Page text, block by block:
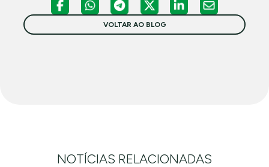
VOLTAR AO BLOG
NOTÍCIAS RELACIONADAS